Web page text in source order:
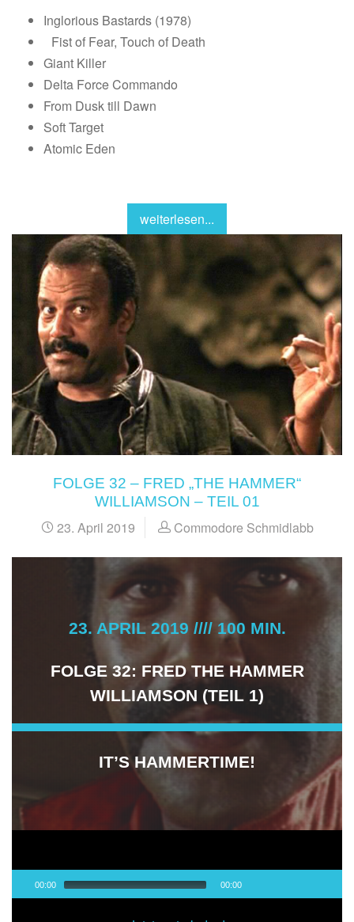
Inglorious Bastards (1978)
Fist of Fear, Touch of Death
Giant Killer
Delta Force Commando
From Dusk till Dawn
Soft Target
Atomic Eden
weiterlesen...
FOLGE 32 – FRED „THE HAMMER“
WILLIAMSON – TEIL 01
23. April 2019 Commodore Schmidlabb
23. APRIL 2019 //// 100 MIN.
FOLGE 32: FRED THE HAMMER
WILLIAMSON (TEIL 1)
IT’S HAMMERTIME!
Player
00:00 00:00